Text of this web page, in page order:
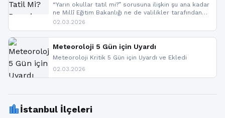
“Yarın okullar tatil mi?” sorusuna ilişkin şu ana kadar
ne Millî Eğitim Bakanlığı ne de valilikler tarafından
yapılmış resmi bir tatil açıklaması bulunmamaktadır.
paylaşacağız. En hızlı şekilde haberdar olmak için
sitemizi takip edebilir ve bildirimleri açabilirsiniz.
02.03.2026
Meteoroloji 5 Gün için Uyardı
Meteoroloji Kritik 5 Gün için Uyardı ve Ekledi
02.03.2026
location_cityİstanbul İlçeleri